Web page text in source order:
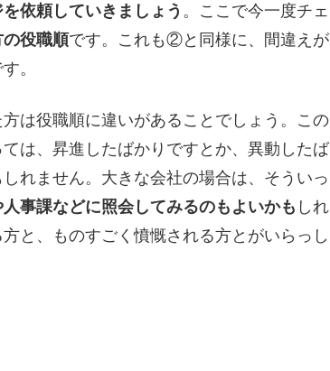
依頼していきましょう 。ここで今一度チェ
の役職順です。これも②と同様に、間違えが
。
は役職順に違いがあることでしょう。この
は、昇進したばかりですとか、異動したば
れません。大きな会社の場合は、そういっ
事課などに照会してみるのもよいかも しれ
と、ものすごく憤慨される方とがいらっし